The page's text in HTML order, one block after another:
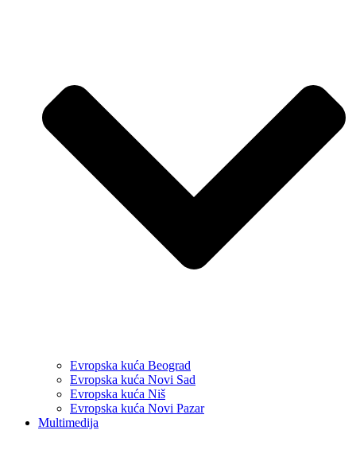
Evropska kuća Beograd
Evropska kuća Novi Sad
Evropska kuća Niš
Evropska kuća Novi Pazar
Multimedija